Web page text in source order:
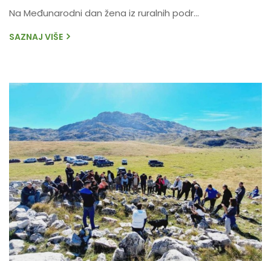
Na Međunarodni dan žena iz ruralnih podr...
SAZNAJ VIŠE